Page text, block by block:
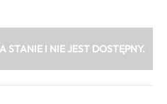
STANIE I NIE JEST DOSTĘPNY.